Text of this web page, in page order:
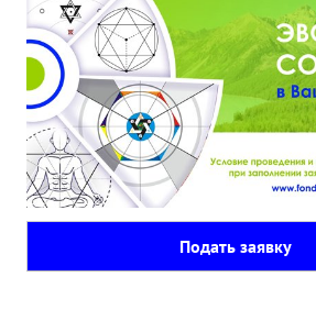
Подать заявку